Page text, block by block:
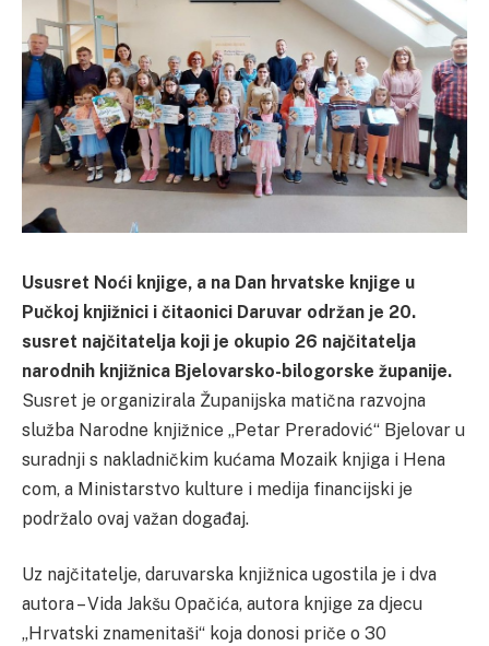
Ususret Noći knjige, a na Dan hrvatske knjige u
Pučkoj knjižnici i čitaonici Daruvar održan je 20.
susret najčitatelja koji je okupio 26 najčitatelja
narodnih knjižnica Bjelovarsko-bilogorske županije.
Susret je organizirala Županijska matična razvojna
služba Narodne knjižnice „Petar Preradović“ Bjelovar u
suradnji s nakladničkim kućama Mozaik knjiga i Hena
com, a Ministarstvo kulture i medija financijski je
podržalo ovaj važan događaj.
Uz najčitatelje, daruvarska knjižnica ugostila je i dva
autora – Vida Jakšu Opačića, autora knjige za djecu
„Hrvatski znamenitaši“ koja donosi priče o 30